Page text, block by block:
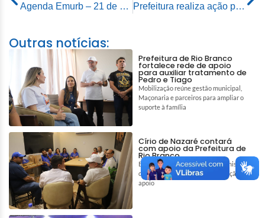
Agenda Emurb – 21 de outubro de 2025
Prefeitura realiza ação para debater Outubro Rosa na Cras Rui Lino
Outras notícias:
Prefeitura de Rio Branco
fortalece rede de apoio
para auxiliar tratamento de
Pedro e Tiago
Mobilização reúne gestão municipal,
Maçonaria e parceiros para ampliar o
suporte à família
Círio de Nazaré contará
com apoio da Prefeitura de
Rio Branco
Encontro entre o prefeito e a comissão
organizadora marcou a confirmação do
apoio